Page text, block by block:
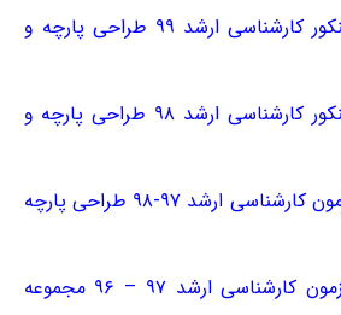
دانلود سوالات کنکور کارشناسی ارشد ۹۹ طراحی پارچه و
دانلود سوالات کنکور کارشناسی ارشد ۹۸ طراحی پارچه و
دانلود سوالات آزمون کارشناسی ارشد ۹۷-۹۸ طراحی پارچه
دانلود سوالات آزمون کارشناسی ارشد ۹۷ – ۹۶ مجموعه